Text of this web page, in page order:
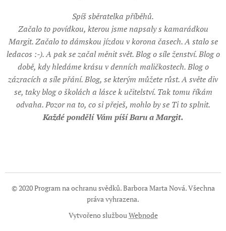
Spíš sběratelka příběhů.
Začalo to povídkou, kterou jsme napsaly s kamarádkou
Margit. Začalo to dámskou jízdou v korona časech. A stalo se
ledacos :-). A pak se začal měnit svět. Blog o síle ženství. Blog o
době, kdy hledáme krásu v denních maličkostech. Blog o
zázracích a síle přání. Blog, se kterým můžete růst. A světe div
se, taky blog o školách a lásce k učitelství. Tak tomu říkám
odvaha. Pozor na to, co si přeješ, mohlo by se Ti to splnit.
Každé pondělí Vám píší Baru a Margit.
© 2020 Program na ochranu svědků. Barbora Marta Nová. Všechna
práva vyhrazena.
Vytvořeno službouWebnode